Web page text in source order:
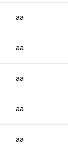
aa
aa
aa
aa
aa